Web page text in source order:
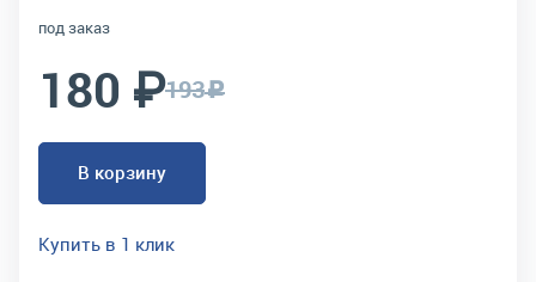
под заказ
180 ₽193c
В корзину
Купить в 1 клик